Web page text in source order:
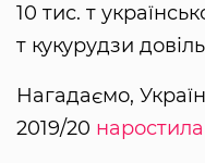
10 тис. т
т кукурудзи
Нагадаємо,
2019/20